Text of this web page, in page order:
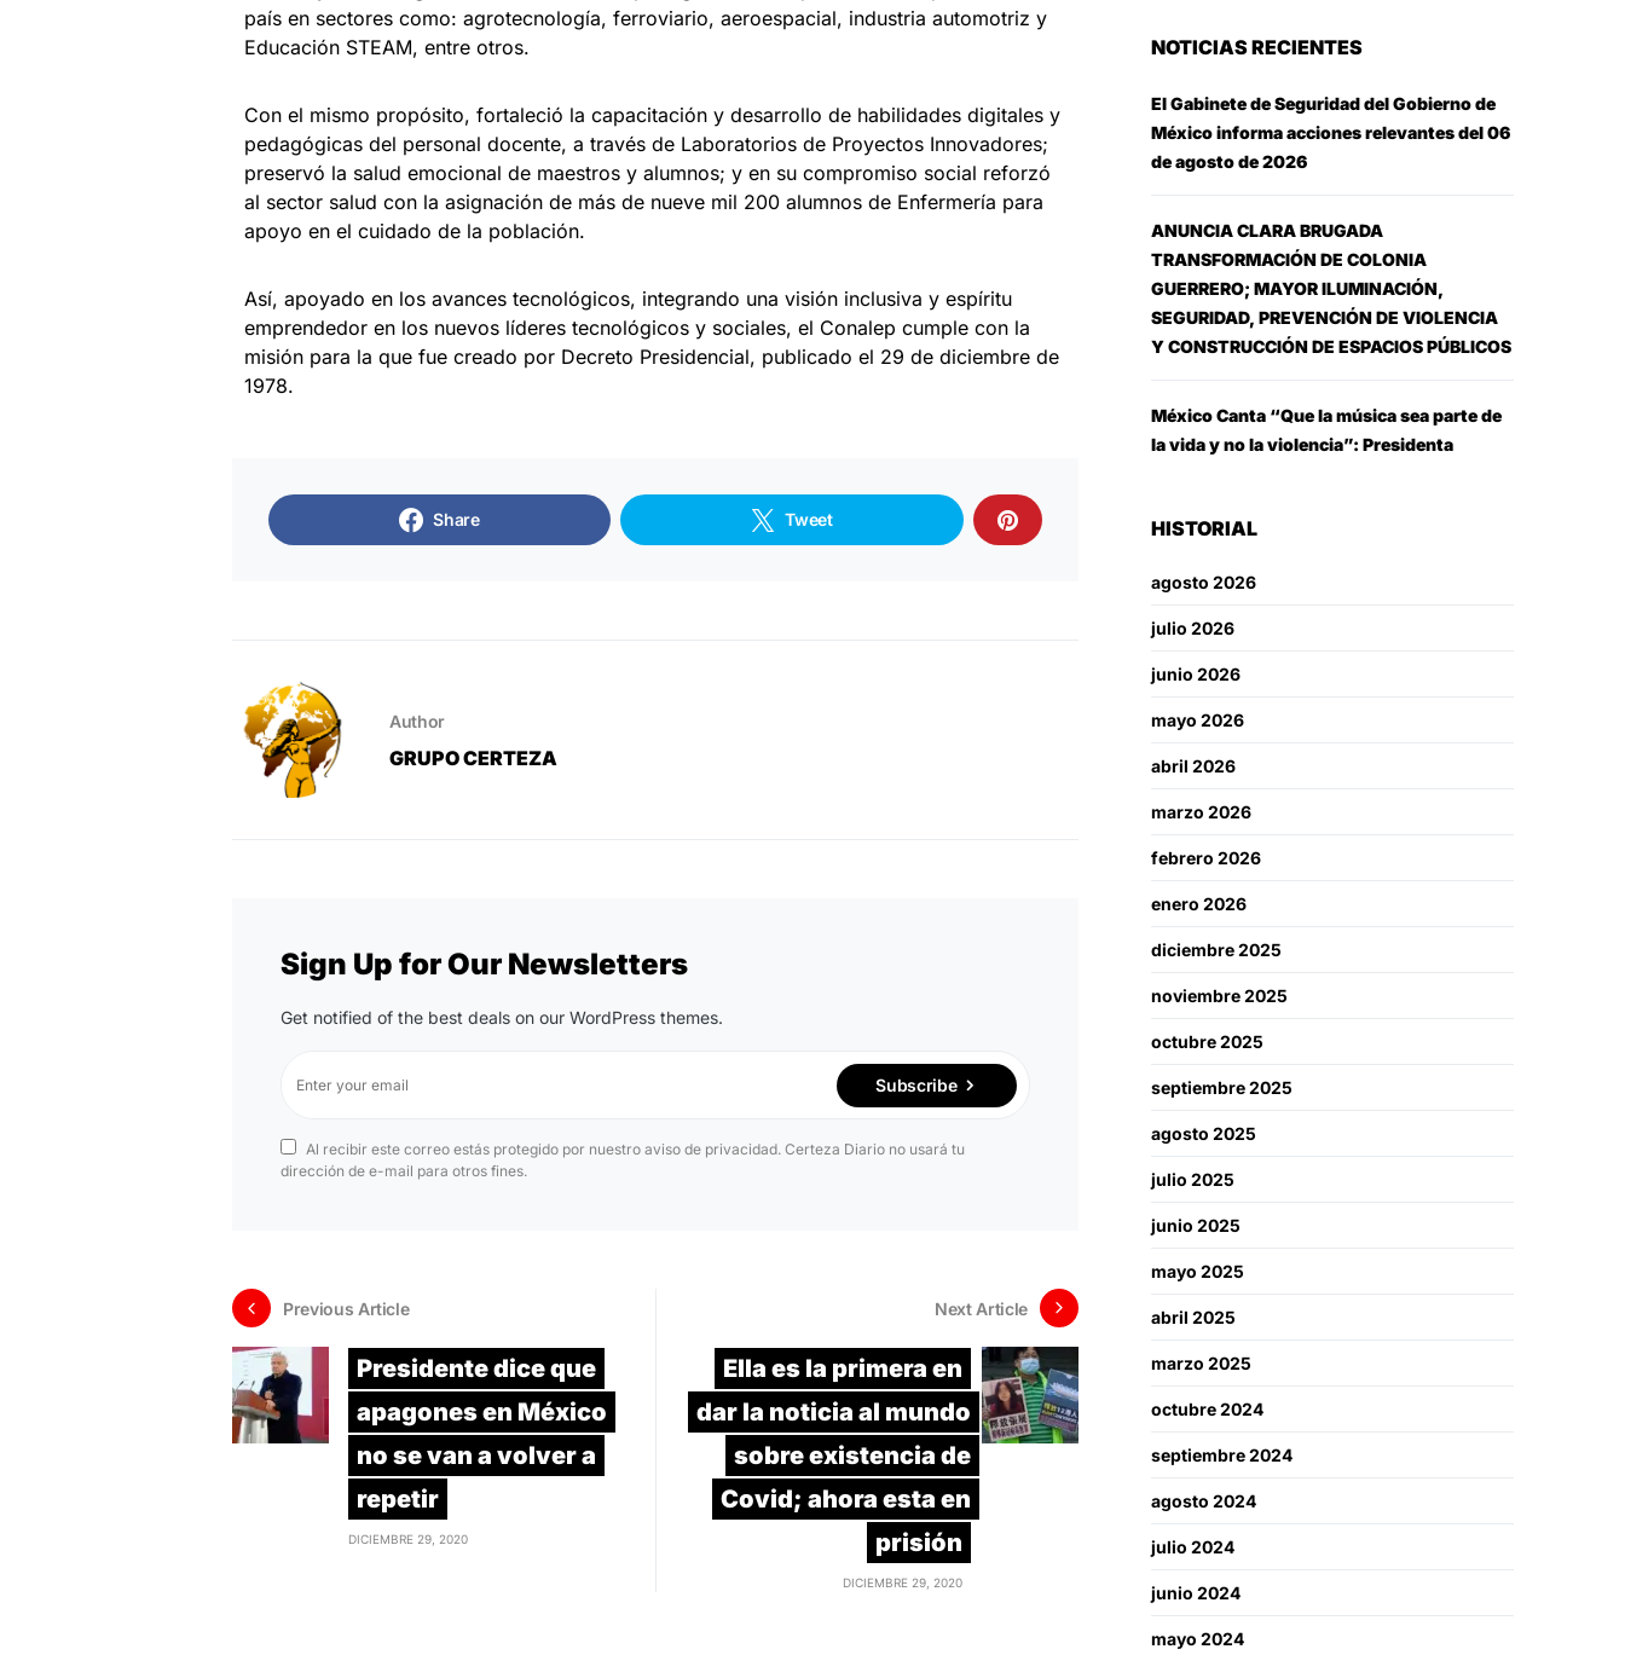
país en sectores como: agrotecnología, ferroviario, aeroespacial, industria automotriz y
Educación STEAM, entre otros.
Con el mismo propósito, fortaleció la capacitación y desarrollo de habilidades digitales y
pedagógicas del personal docente, a través de Laboratorios de Proyectos Innovadores;
preservó la salud emocional de maestros y alumnos; y en su compromiso social reforzó
al sector salud con la asignación de más de nueve mil 200 alumnos de Enfermería para
apoyo en el cuidado de la población.
Así, apoyado en los avances tecnológicos, integrando una visión inclusiva y espíritu
emprendedor en los nuevos líderes tecnológicos y sociales, el Conalep cumple con la
misión para la que fue creado por Decreto Presidencial, publicado el 29 de diciembre de
1978.
Share Tweet
Author
GRUPO CERTEZA
Sign Up for Our Newsletters
Get notified of the best deals on our WordPress themes.
Subscribe
Al recibir este correo estás protegido por nuestro aviso de privacidad. Certeza Diario no usará tu
dirección de e-mail para otros fines.
Previous Article
Presidente dice que
apagones en México
no se van a volver a
repetir
DICIEMBRE 29, 2020
Next Article
Ella es la primera en
dar la noticia al mundo
sobre existencia de
Covid; ahora esta en
prisión
DICIEMBRE 29, 2020
NOTICIAS RECIENTES
El Gabinete de Seguridad del Gobierno de
México informa acciones relevantes del 06
de agosto de 2026
ANUNCIA CLARA BRUGADA
TRANSFORMACIÓN DE COLONIA
GUERRERO; MAYOR ILUMINACIÓN,
SEGURIDAD, PREVENCIÓN DE VIOLENCIA
Y CONSTRUCCIÓN DE ESPACIOS PÚBLICOS
México Canta “Que la música sea parte de
la vida y no la violencia”: Presidenta
HISTORIAL
agosto 2026
julio 2026
junio 2026
mayo 2026
abril 2026
marzo 2026
febrero 2026
enero 2026
diciembre 2025
noviembre 2025
octubre 2025
septiembre 2025
agosto 2025
julio 2025
junio 2025
mayo 2025
abril 2025
marzo 2025
octubre 2024
septiembre 2024
agosto 2024
julio 2024
junio 2024
mayo 2024